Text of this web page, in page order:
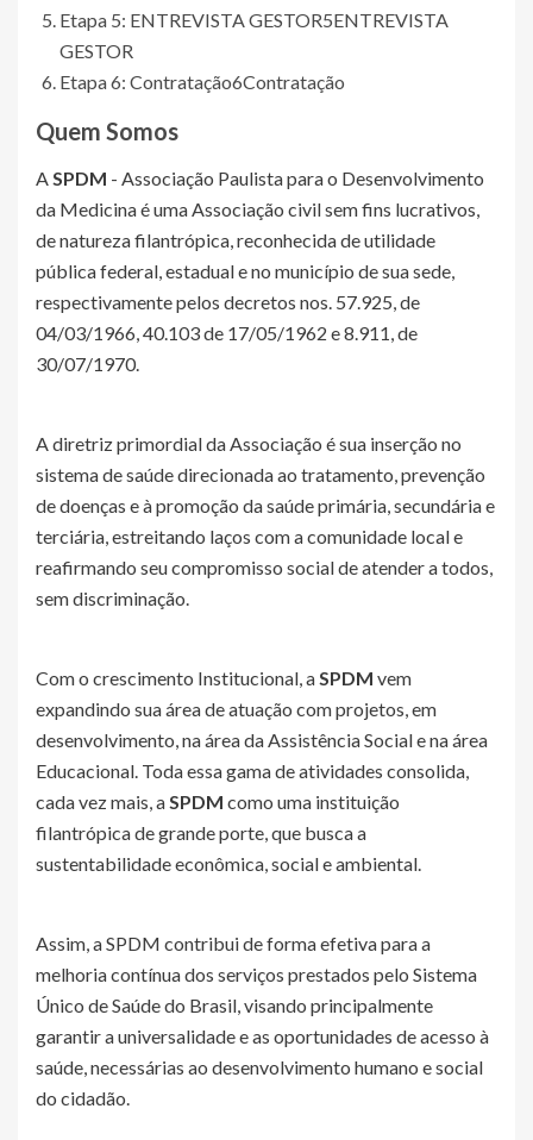
Etapa 5: ENTREVISTA GESTOR5ENTREVISTA
GESTOR
Etapa 6: Contratação6Contratação
Quem Somos
ASPDM - Associação Paulista para o Desenvolvimento
da Medicina é uma Associação civil sem fins lucrativos,
de natureza filantrópica, reconhecida de utilidade
pública federal, estadual e no município de sua sede,
respectivamente pelos decretos nos. 57.925, de
04/03/1966, 40.103 de 17/05/1962 e 8.911, de
30/07/1970.
A diretriz primordial da Associação é sua inserção no
sistema de saúde direcionada ao tratamento, prevenção
de doenças e à promoção da saúde primária, secundária e
terciária, estreitando laços com a comunidade local e
reafirmando seu compromisso social de atender a todos,
sem discriminação.
Com o crescimento Institucional, aSPDM vem
expandindo sua área de atuação com projetos, em
desenvolvimento, na área da Assistência Social e na área
Educacional. Toda essa gama de atividades consolida,
cada vez mais, aSPDM como uma instituição
filantrópica de grande porte, que busca a
sustentabilidade econômica, social e ambiental.
Assim, a SPDM contribui de forma efetiva para a
melhoria contínua dos serviços prestados pelo Sistema
Único de Saúde do Brasil, visando principalmente
garantir a universalidade e as oportunidades de acesso à
saúde, necessárias ao desenvolvimento humano e social
do cidadão.